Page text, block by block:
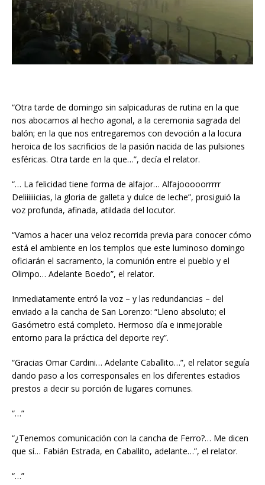
“Otra tarde de domingo sin salpicaduras de rutina en la que
nos abocamos al hecho agonal, a la ceremonia sagrada del
balón; en la que nos entregaremos con devoción a la locura
heroica de los sacrificios de la pasión nacida de las pulsiones
esféricas. Otra tarde en la que…”, decía el relator.
“… La felicidad tiene forma de alfajor… Alfajooooorrrrr
Deliiiiiicias, la gloria de galleta y dulce de leche”, prosiguió la
voz profunda, afinada, atildada del locutor.
“Vamos a hacer una veloz recorrida previa para conocer cómo
está el ambiente en los templos que este luminoso domingo
oficiarán el sacramento, la comunión entre el pueblo y el
Olimpo… Adelante Boedo”, el relator.
Inmediatamente entró la voz – y las redundancias – del
enviado a la cancha de San Lorenzo: “Lleno absoluto; el
Gasómetro está completo. Hermoso día e inmejorable
entorno para la práctica del deporte rey”.
“Gracias Omar Cardini… Adelante Caballito…”, el relator seguía
dando paso a los corresponsales en los diferentes estadios
prestos a decir su porción de lugares comunes.
“…”
“¿Tenemos comunicación con la cancha de Ferro?… Me dicen
que sí… Fabián Estrada, en Caballito, adelante…”, el relator.
“…”